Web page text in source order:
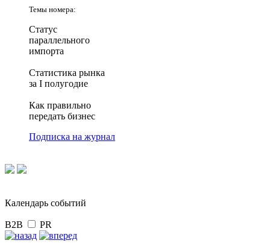
Темы номера:
Статус
параллельного
импорта
Статистика рынка
за I полугодие
Как правильно
передать бизнес
Подписка на журнал
Календарь событий
B2B PR